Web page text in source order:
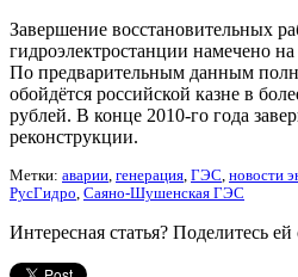
Завершение восстановительных
гидроэлектростанции намечено
По предварительным данным
обойдётся российской казне в
рублей. В конце 2010-го года
реконструкции.
Метки: аварии, генерация, ГЭС, новости
РусГидро, Саяно-Шушенская ГЭС
Интересная статья? Поделитесь ей